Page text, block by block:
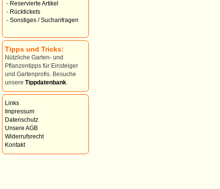
- Reservierte Artikel
- Rücktickets
- Sonstiges / Suchanfragen
Tipps und Tricks:
Nützliche Garten- und
Pflanzentipps für Einsteiger
und Gartenprofis. Besuche
unsere Tippdatenbank
Links
Impressum
Datenschutz
Unsere AGB
Widerrufsrecht
Kontakt